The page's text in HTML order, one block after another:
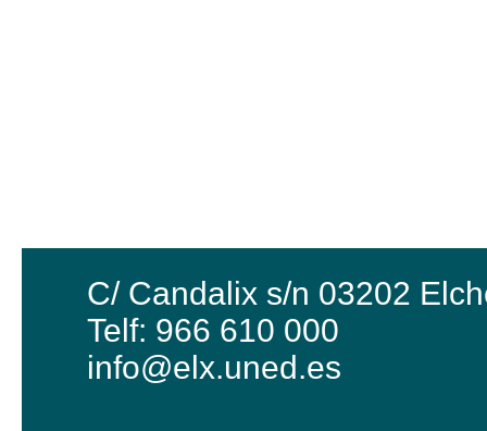
C/ Candalix s/n 03202
Telf: 966 610 000
info@elx.uned.es